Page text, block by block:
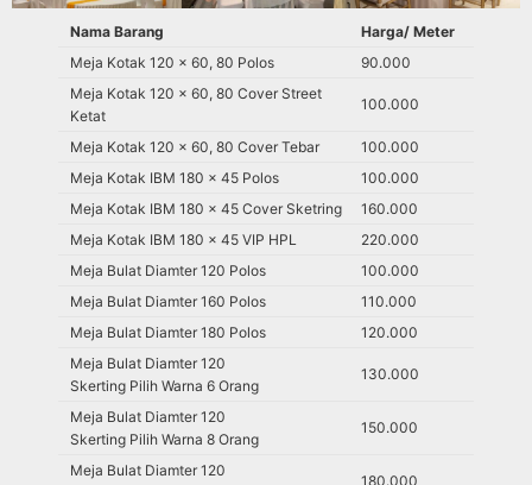
Nama Barang
Harga/ Meter
Meja Kotak 120 x 60, 80 Polos
90.000
Meja Kotak 120 x 60, 80 Cover Street
Ketat
100.000
Meja Kotak 120 x 60, 80 Cover Tebar
100.000
Meja Kotak IBM 180 x 45 Polos
100.000
Meja Kotak IBM 180 x 45 Cover Sketring
160.000
Meja Kotak IBM 180 x 45 VIP HPL
220.000
Meja Bulat Diamter 120 Polos
100.000
Meja Bulat Diamter 160 Polos
110.000
Meja Bulat Diamter 180 Polos
120.000
Meja Bulat Diamter 120
Skerting Pilih Warna 6 Orang
130.000
Meja Bulat Diamter 120
Skerting Pilih Warna 8 Orang
150.000
Meja Bulat Diamter 120
180.000